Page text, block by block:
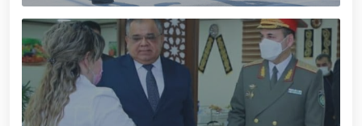
yuritib kyelayotgan ayollar uchun tantanali bayram
tadbiri tashkil etildi // Moliyaviy shaffoflik va
korrupsiyadan xoli muhitni ta’minlash bo‘yicha o‘quv
yig‘ini o‘tkazildi // Ajdodlar merosi – milliy gʻurur va
vatanparvarlik manbai // General-polkovnik
B.Tashmatov Toshkent “Temurbeklar maktabi”
harbiy akademik litseyi faoliyati bilan yaqindan